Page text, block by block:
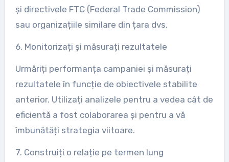
și directivele FTC (Federal Trade Commission)
sau organizațiile similare din țara dvs.
6. Monitorizați și măsurați rezultatele
Urmăriți performanța campaniei și măsurați
rezultatele în funcție de obiectivele stabilite
anterior. Utilizați analizele pentru a vedea cât de
eficientă a fost colaborarea și pentru a vă
îmbunătăți strategia viitoare.
7. Construiți o relație pe termen lung